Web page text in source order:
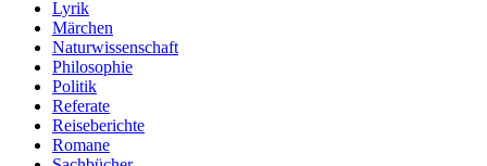
Lyrik
Märchen
Naturwissenschaft
Philosophie
Politik
Referate
Reiseberichte
Romane